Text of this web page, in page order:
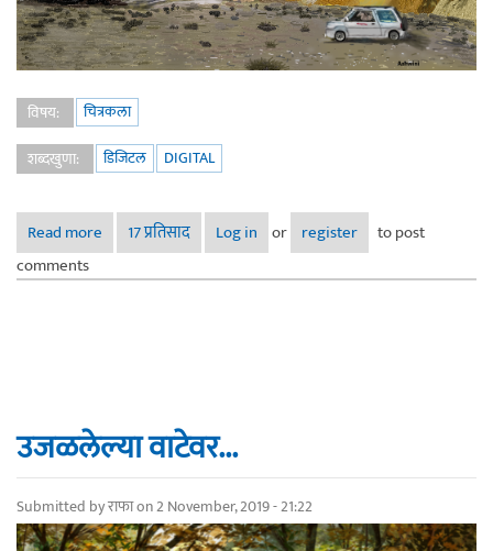
विषय:
चित्रकला
शब्दखुणा:
डिजिटल DIGITAL
Read more
about गिल्गिट बाल्टिस्तान (Passu Cones, Hunza) - डिजिटल
पेंटिन्ग
17 प्रतिसाद Log in or register
to post
comments
उजळलेल्या वाटेवर...
Submitted byराफाon 2 November, 2019 - 21:22